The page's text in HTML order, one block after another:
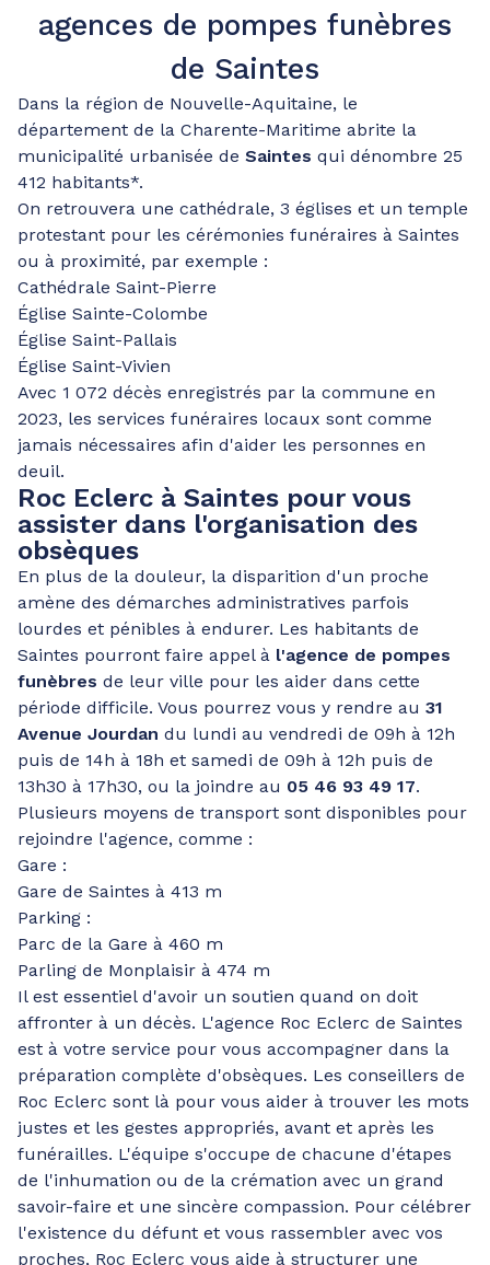
agences de pompes funèbres
de Saintes
Dans la région de Nouvelle-Aquitaine, le
département de la Charente-Maritime abrite la
municipalité urbanisée de Saintes qui dénombre 25
412 habitants*.
On retrouvera une cathédrale, 3 églises et un temple
protestant pour les cérémonies funéraires à Saintes
ou à proximité, par exemple :
Cathédrale Saint-Pierre
Église Sainte-Colombe
Église Saint-Pallais
Église Saint-Vivien
Avec 1 072 décès enregistrés par la commune en
2023, les services funéraires locaux sont comme
jamais nécessaires afin d'aider les personnes en
deuil.
Roc Eclerc à Saintes pour vous
assister dans l'organisation des
obsèques
En plus de la douleur, la disparition d'un proche
amène des démarches administratives parfois
lourdes et pénibles à endurer. Les habitants de
Saintes pourront faire appel à l'agence de pompes
funèbres de leur ville pour les aider dans cette
période difficile. Vous pourrez vous y rendre au 31
Avenue Jourdan du lundi au vendredi de 09h à 12h
puis de 14h à 18h et samedi de 09h à 12h puis de
13h30 à 17h30, ou la joindre au 05 46 93 49 17.
Plusieurs moyens de transport sont disponibles pour
rejoindre l'agence, comme :
Gare :
Gare de Saintes à 413 m
Parking :
Parc de la Gare à 460 m
Parling de Monplaisir à 474 m
Il est essentiel d'avoir un soutien quand on doit
affronter à un décès. L'agence Roc Eclerc de Saintes
est à votre service pour vous accompagner dans la
préparation complète d'obsèques. Les conseillers de
Roc Eclerc sont là pour vous aider à trouver les mots
justes et les gestes appropriés, avant et après les
funérailles. L'équipe s'occupe de chacune d'étapes
de l'inhumation ou de la crémation avec un grand
savoir-faire et une sincère compassion. Pour célébrer
l'existence du défunt et vous rassembler avec vos
proches, Roc Eclerc vous aide à structurer une